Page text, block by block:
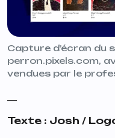
Capture d’écran du
perron.pixels.com,
vendues par le
Texte : Josh /